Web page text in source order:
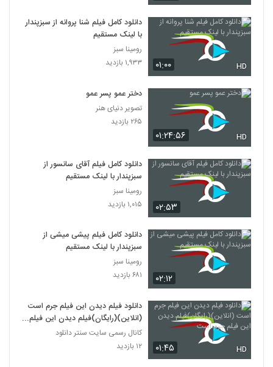
۰۱:۰۰ HD
دانلود کامل فیلم شنا پروانه از سبزپندار
با لینک مستقیم
رومینا سبز
۱,۹۳۳ بازدید
۰۱:۲۴:۵۶ HD
دختر عمو پسر عمو
تصویر دنیای هنر
۲۶۵ بازدید
۰۲:۵۳
دانلود کامل فیلم آقای سانسور از
سبزپندار با لینک مستقیم
رومینا سبز
۱,۰۱۵ بازدید
۰۲:۱۲
دانلود کامل فیلم پیشی میشی از
سبزپندار با لینک مستقیم
رومینا سبز
۶۸۱ بازدید
۰۱:۴۵ HD
دانلود فیلم دیدن این فیلم جرم است
(انلاین)(رایگان)فیلم دیدن این فیلم
جرم است
کانال رسمی سایت سنتر دانلود
۱۲ بازدید